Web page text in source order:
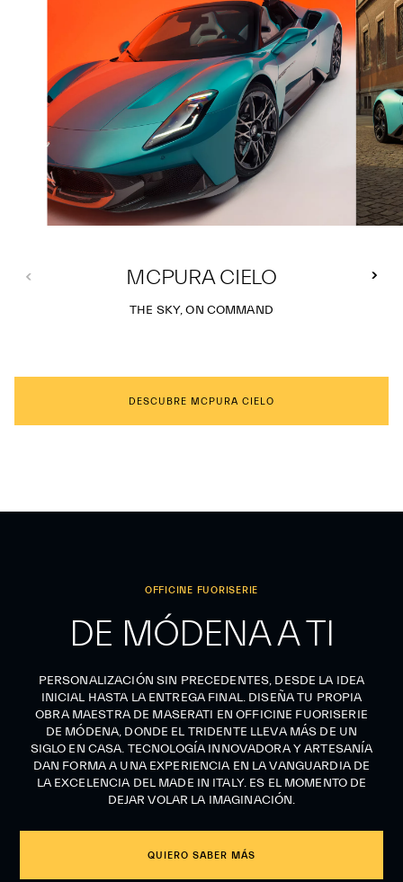
MCPURA CIELO
THE SKY, ON COMMAND
DESCUBRE MCPURA CIELO
OFFICINE FUORISERIE
DE MÓDENA A TI
PERSONALIZACIÓN SIN PRECEDENTES, DESDE LA IDEA
INICIAL HASTA LA ENTREGA FINAL. DISEÑA TU PROPIA
OBRA MAESTRA DE MASERATI EN OFFICINE FUORISERIE
DE MÓDENA, DONDE EL TRIDENTE LLEVA MÁS DE UN
SIGLO EN CASA. TECNOLOGÍA INNOVADORA Y ARTESANÍA
DAN FORMA A UNA EXPERIENCIA EN LA VANGUARDIA DE
LA EXCELENCIA DEL MADE IN ITALY. ES EL MOMENTO DE
DEJAR VOLAR LA IMAGINACIÓN.
QUIERO SABER MÁS